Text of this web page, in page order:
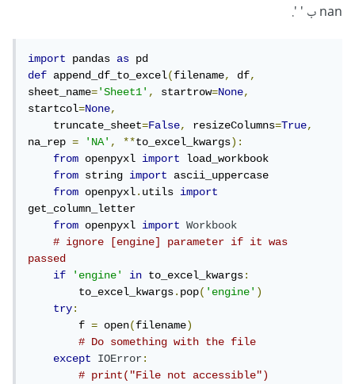
nan ب ' '.
import pandas as
def append_df_to_excel(filename, df,
sheet_name='Sheet1', startrow=None,
startcol=None,
    truncate_sheet
=False, resizeColumns=True,
na_rep = 'NA', **to_excel_kwargs):
from openpyxl import
load_workbook
from string import
ascii_uppercase
from openpyxl.utils import
get_column_letter
from openpyxl import
Workbook
# ignore [engine] parameter if it was
passed
if
'engine' in to_excel_kwargs:
        to_excel_kwargs
.pop('engine')
try:
        f
= open(filename)
# Do something with the file
except
IOError:
# print("File not accessible")